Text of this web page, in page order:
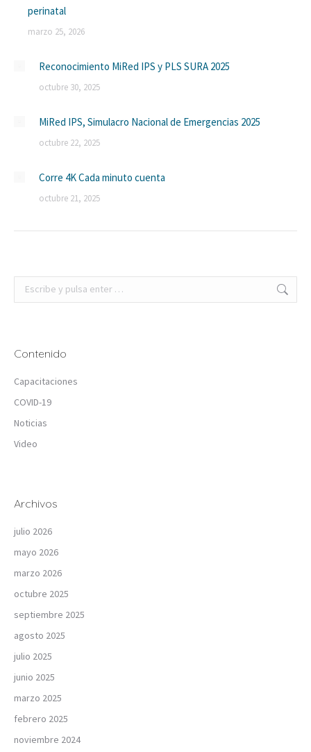
perinatal
marzo 25, 2026
Reconocimiento MiRed IPS y PLS SURA 2025
octubre 30, 2025
MiRed IPS, Simulacro Nacional de Emergencias 2025
octubre 22, 2025
Corre 4K Cada minuto cuenta
octubre 21, 2025
Buscar:
Contenido
Capacitaciones
COVID-19
Noticias
Video
Archivos
julio 2026
mayo 2026
marzo 2026
octubre 2025
septiembre 2025
agosto 2025
julio 2025
junio 2025
marzo 2025
febrero 2025
noviembre 2024